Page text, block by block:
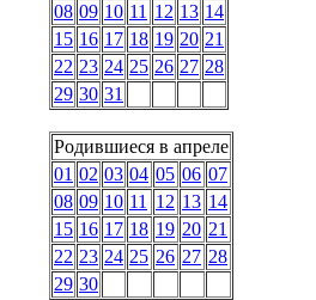
08 09 10 11 12 13 14
15 16 17 18 19 20 21
22 23 24 25 26 27 28
29 30 31
Родившиеся в апреле
01 02 03 04 05 06 07
08 09 10 11 12 13 14
15 16 17 18 19 20 21
22 23 24 25 26 27 28
29 30